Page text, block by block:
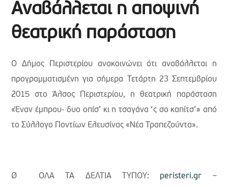
Αναβάλλεται η αποψινή
θεατρική παράσταση
Ο Δήμος Περιστερίου ανακοινώνει ότι αναβάλλεται η
προγραμματισμένη για σήμερα Τετάρτη 23 Σεπτεμβρίου
2015 στο Άλσος Περιστερίου, η θεατρική παράσταση
«Έναν έμπρου- δυο οπίσ’ κι η τσαγάνα ‘ς σο καπίτσ’» από
το Σύλλογο Ποντίων Ελευσίνας «Νέα Τραπεζούντα».
Ø ΟΛΑ ΤΑ ΔΕΛΤΙΑ ΤΥΠΟΥ: peristeri.gr –